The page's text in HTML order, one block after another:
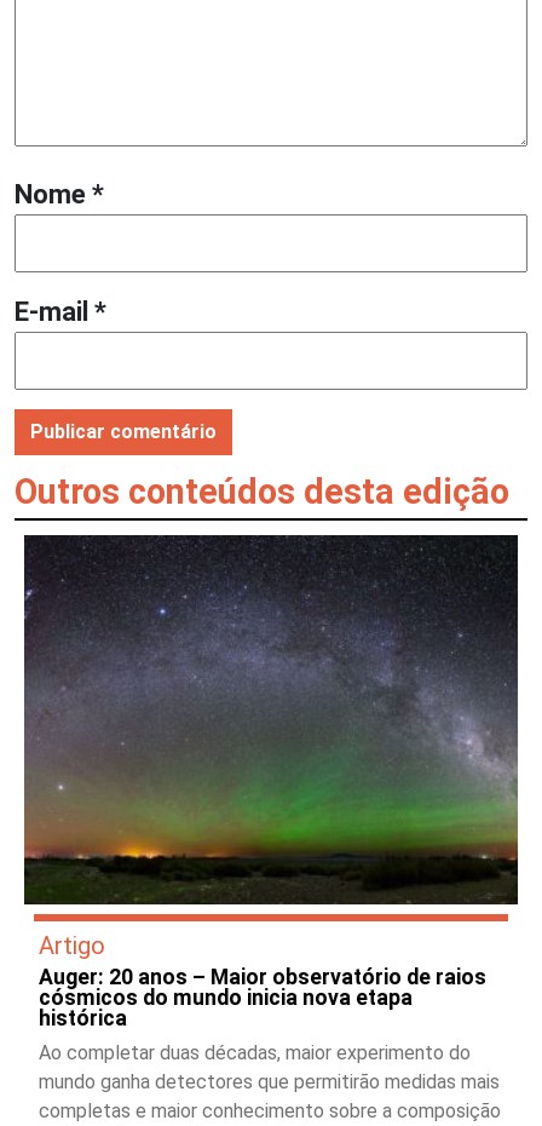
Nome *
E-mail *
Outros conteúdos desta edição
Artigo
Auger: 20 anos – Maior observatório de raios
cósmicos do mundo inicia nova etapa
histórica
Ao completar duas décadas, maior experimento do
mundo ganha detectores que permitirão medidas mais
completas e maior conhecimento sobre a composição